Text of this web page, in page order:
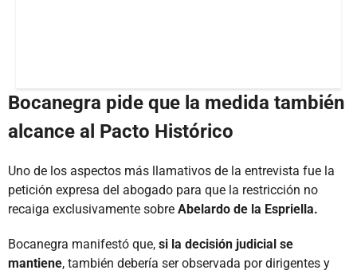
Bocanegra pide que la medida también
alcance al Pacto Histórico
Uno de los aspectos más llamativos de la entrevista fue la
petición expresa del abogado para que la restricción no
recaiga exclusivamente sobre Abelardo de la Espriella.
Bocanegra manifestó que, si la decisión judicial se
mantiene, también debería ser observada por dirigentes y